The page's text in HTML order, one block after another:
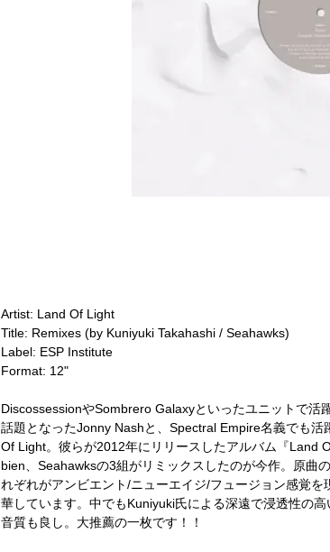
Artist: Land Of Light
Title: Remixes (by Kuniyuki Takahashi / Seahawks)
Label: ESP Institute
Format: 12"
DiscossessionやSombrero Galaxyといったユニットで活
話題となったJonny Nashと、Spectral Empire名義でも
Of Light。彼らが2012年にリリースしたアルバム『Land
bien、Seahawksの3組がリミックスしたのが今作。原曲
れぞれがアンビエント/ニューエイジ/フュージョン感覚
華しています。中でもKuniyuki氏による深遠で浸透性の
音質も良し。大推薦の一枚です！！